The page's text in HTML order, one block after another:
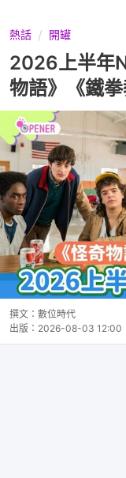
熱話 開罐
2026上半年
物語》《鐵
撰文： 數位時代
出版： 2026-08-03 12:00